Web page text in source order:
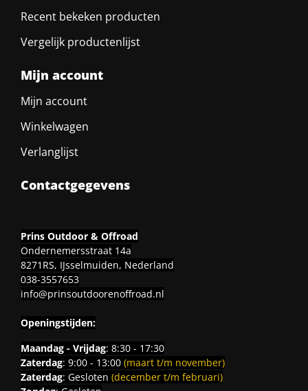
Recent bekeken producten
Vergelijk productenlijst
Mijn account
Mijn account
Winkelwagen
Verlanglijst
Contactgegevens
Prins Outdoor & Offroad
Ondernemersstraat 14a
8271RS, IJsselmuiden, Nederland
038-3557653
info@prinsoutdoorenoffroad.nl
Openingstijden:
Maandag - Vrijdag: 8:30 - 17:30
Zaterdag: 9:00 - 13:00 (maart t/m november)
Zaterdag: Gesloten (december t/m februari)